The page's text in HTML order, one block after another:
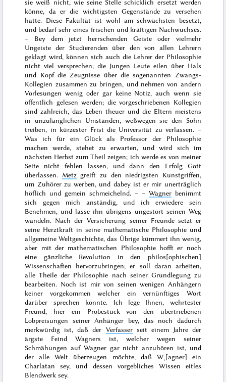
sie weiß nicht, wie seine Stelle schicklich ersetzt werden
könne, da er die wichtigsten Gegenstände zu versehen
hatte. Diese Fakultät ist wohl am schwächsten besetzt,
und bedarf sehr eines frischen und kräftigen Nachwuchses.
– Bey dem jetzt herrschenden Geiste oder vielmehr
Ungeiste der Studierenden über den von allen Lehrern
geklagt wird, können sich auch die Lehrer der Philosophie
nicht viel versprechen; die Jungen Leute eilen über Hals
und Kopf die Zeugnisse über die sogenannten Zwangs-
Kollegien zusammen zu bringen, und nehmen von andern
Vorlesungen wenig oder gar keine Notiz, auch wenn sie
öffentlich gelesen werden; die vorgeschriebenen Kollegien
sind zahlreich, das Leben theuer und die Eltern meistens
in unzulänglichen Umständen, weßwegen sie den Sohn
treiben, in kürzester Frist die Universität zu verlassen. –
Was ich für ein Glück als Professor der Philosophie
machen werde, stehet zu erwarten, und wird sich im
nächsten Herbst zum Theil zeigen; ich werde es von meiner
Seite nicht fehlen lassen, und dann den Erfolg Gott
überlassen. Metzgreift zu den niedrigsten Kunstgriffen,
um Zuhörer zu werben, und dabey ist er mir unerträglich
höflich und gemein schmeichelnd. – – Wagnerbenimmt
sich gegen mich anständig, und ich erwiedere sein
Benehmen, und lasse ihn übrigens ungestört seinen Weg
wandeln. Nach der Versicherung seiner Freunde setzt er
seine Herztkraft in seine mathematische Philosophie und
allgemeine Weltgeschichte, das Übrige kümmert ihn wenig,
aber mit der mathematischen Philosophie hofft er noch
eine gänzliche Revolution in den philos[ophischen]
Wissenschaften hervorzubringen; er soll daran arbeiten,
alle Theile der Philosophie nach seiner Grundlegung zu
bearbeiten. Noch ist mir von seinen wenigen Anhängern
keiner vorgekommen welcher ein vernünftiges Wort
darüber sprechen könnte. Ich lege Ihnen, wehrtester
Freund, hier ein Probestück von den übertriebenen
Lobpreisungen seiner Anhänger bey, das noch dadurch
merkwürdig ist, daß der Verfasserseit einem Jahre der
ärgste Feind Wagners ist, welcher wegen seiner
Schmähungen auf Wagner gar nicht anzuhören ist, und
der alle Welt überzeugen möchte, daß W˖[agner] ein
Charlatan sey, und dessen vorgebliches Wissen eitles
Blendwerk sey.